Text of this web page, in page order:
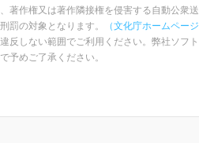
著作権又は著作隣接権を侵害する自動公
罰の対象となります。
（文化庁ホームペー
反しない範囲でご利用ください。弊社ソ
予めご了承ください。